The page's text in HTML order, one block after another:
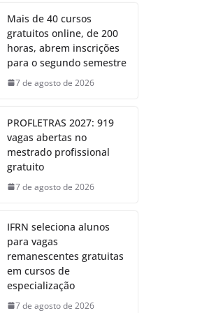
Mais de 40 cursos
gratuitos online, de 200
horas, abrem inscrições
para o segundo semestre
7 de agosto de 2026
PROFLETRAS 2027: 919
vagas abertas no
mestrado profissional
gratuito
7 de agosto de 2026
IFRN seleciona alunos
para vagas
remanescentes gratuitas
em cursos de
especialização
7 de agosto de 2026